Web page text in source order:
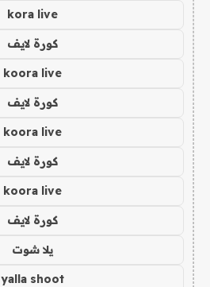
kora live
كورة لايف
koora live
كورة لايف
koora live
كورة لايف
koora live
كورة لايف
يلا شوت
yalla shoot